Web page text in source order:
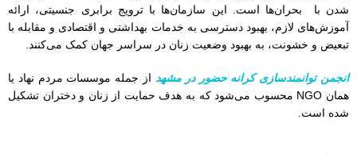
شدن با بحران‌ها است. این سازمان‌ها با ترویج برابری جنسیتی، ارائه
آموزش‌های لازم، بهبود دسترسی به خدمات بهداشتی و اقتصادی و مقابله با
تبعیض و خشونت، به بهبود وضعیت زنان در سراسر جهان کمک می‌کنند.
انجمن توانمندسازی کرانه حضور در مشهد از جمله موسسات مردم نهاد یا
همان NGO محسوب می‌شود که به هدف حمایت از زنان و دختران تشکیل
شده است.